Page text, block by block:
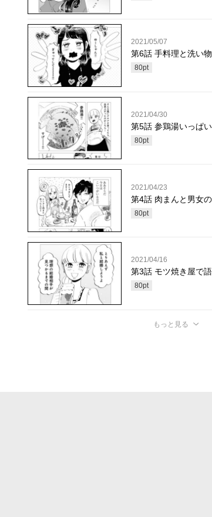
2021/05/07
第6話 手料理と洗い物
80pt
2021/04/30
第5話 参鶏湯いっぱ
80pt
2021/04/23
第4話 肉まんと男女
80pt
2021/04/16
第3話 モツ焼き屋で
80pt
もっと見る